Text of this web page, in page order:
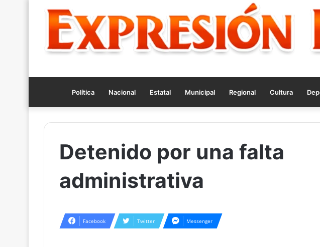
Política Nacional Estatal Municipal Regional Cultura
Detenido por una falta
administrativa
Facebook Twitter Messenger